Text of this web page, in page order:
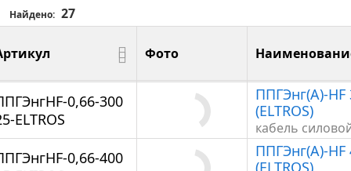
Найдено: 27
Фото
Фото Наименование
0,66-300
ELTROS
ППГЭнг(А)-HF
(ELTROS)
кабель
0,66-400
ППГЭнг(А)-HF
(ELTROS)